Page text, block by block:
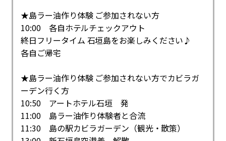
★島ラー油作り体験 ご参加されない方
10:00 各自ホテルチェックアウト
終日フリータイム 石垣島をお楽しみください♪
各自ご帰宅
★島ラー油作り体験 ご参加されない方でカビラガ
ーデン行く方
10:50 アートホテル石垣 発
11:00 島ラー油作り体験者と合流
11:30 島の駅カビラガーデン（観光・散策）